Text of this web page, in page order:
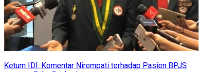
Ketum IDI: Komentar Nirempati terhadap Pasien BPJS